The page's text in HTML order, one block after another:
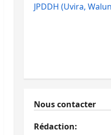
JPDDH (Uvira,
Nous contacter
Rédaction: